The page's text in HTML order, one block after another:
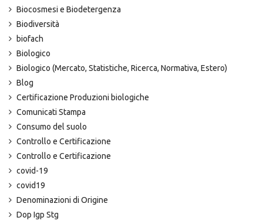
Biocosmesi e Biodetergenza
Biodiversità
biofach
Biologico
Biologico (Mercato, Statistiche, Ricerca, Normativa, Estero)
Blog
Certificazione Produzioni biologiche
Comunicati Stampa
Consumo del suolo
Controllo e Certificazione
Controllo e Certificazione
covid-19
covid19
Denominazioni di Origine
Dop Igp Stg